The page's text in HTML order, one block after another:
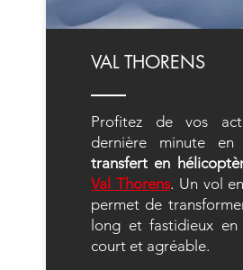
VAL THORENS
Profitez de vos
dernière minute
transfert en
Val Thorens. Un vol
permet de
long et fastidieux
court et agréable.